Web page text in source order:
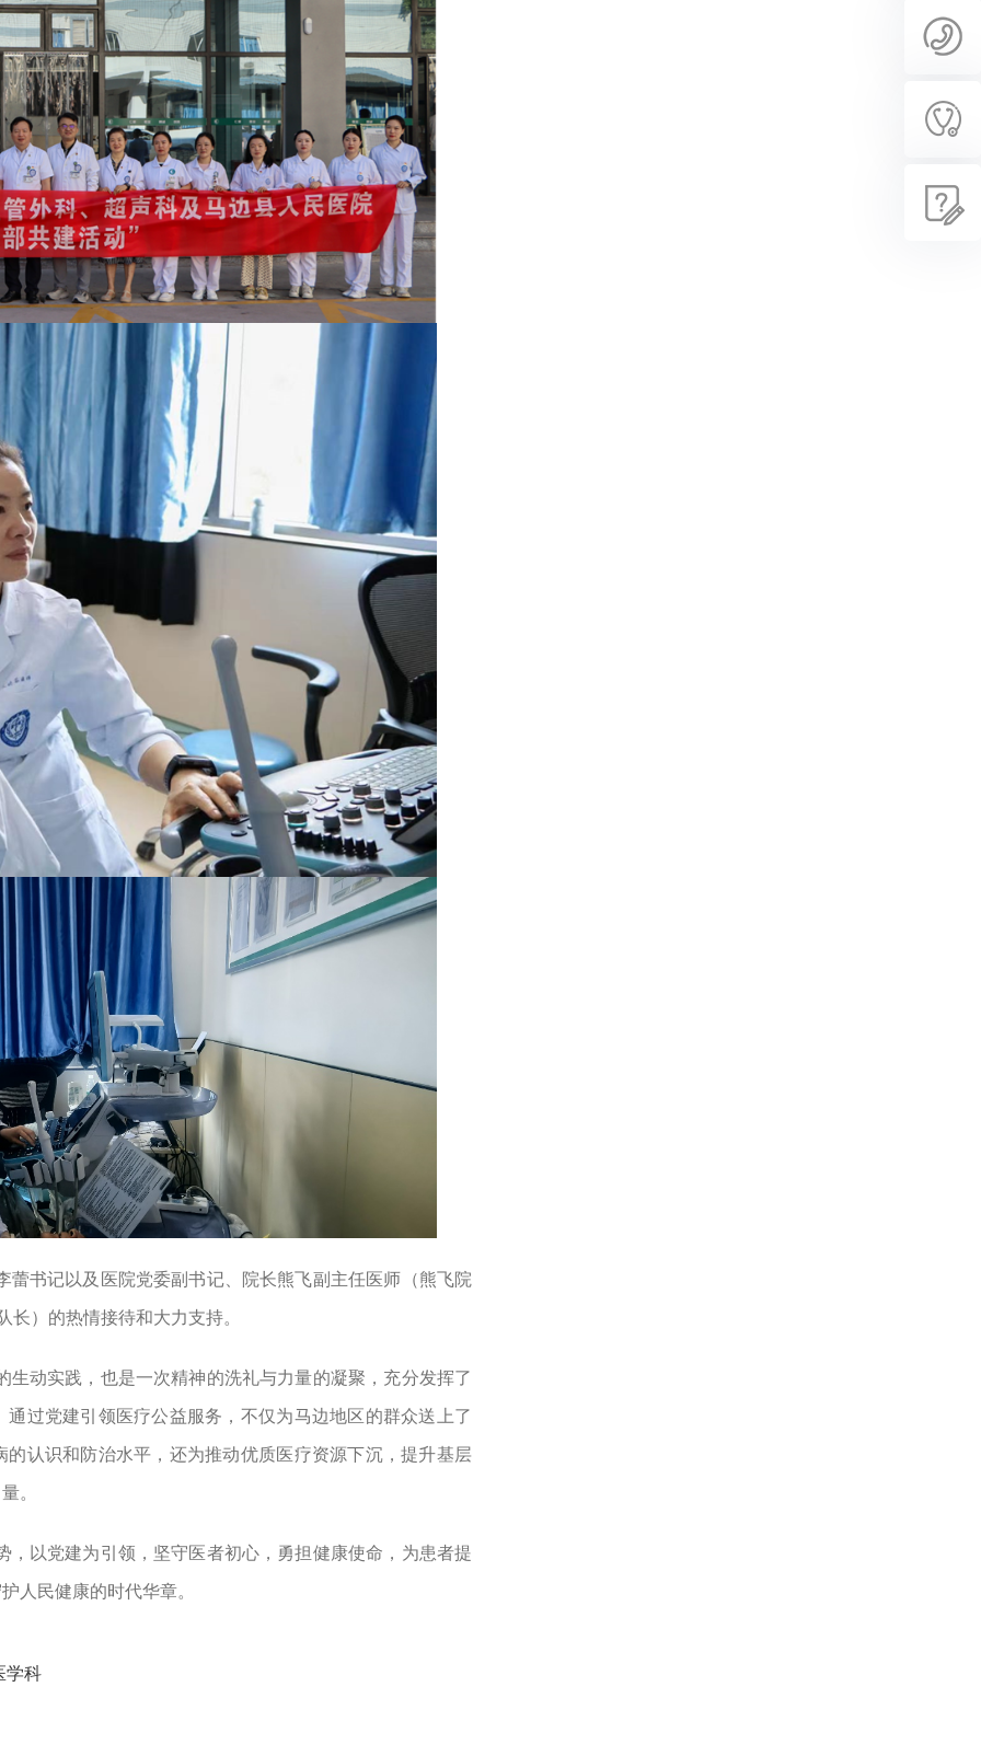
书记以及医院党委副书记、院长熊飞副主任医师（熊飞院
长）的热情接待和大力支持。
动实践，也是一次精神的洗礼与力量的凝聚，充分发挥了
过党建引领医疗公益服务，不仅为马边地区的群众送上了
认识和防治水平，还为推动优质医疗资源下沉，提升基层
。
以党建为引领，坚守医者初心，勇担健康使命，为患者提
人民健康的时代华章。
学科